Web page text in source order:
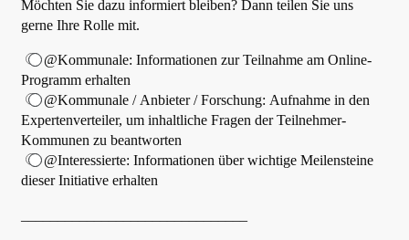
Möchten Sie dazu informiert bleiben? Dann teilen Sie uns
gerne Ihre Rolle mit.
@Kommunale: Informationen zur Teilnahme am Online-
Programm erhalten
@Kommunale / Anbieter / Forschung: Aufnahme in den
Expertenverteiler, um inhaltliche Fragen der Teilnehmer-
Kommunen zu beantworten
@Interessierte: Informationen über wichtige Meilensteine
dieser Initiative erhalten